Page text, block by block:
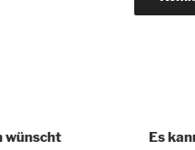
wünscht Es